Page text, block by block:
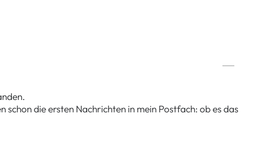
schon die ersten Nachrichten in mein Postfach: ob es das